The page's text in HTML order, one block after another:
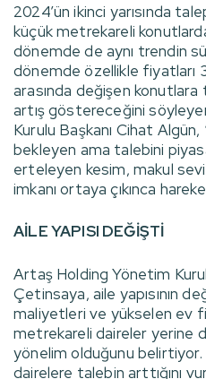
2024’ün ikinci yarısında
küçük metrekareli
dönemde de aynı trendin
dönemde özellikle fiyatları
arasında değişen
artış göstereceğini
Kurulu Başkanı Cihat Algün,
bekleyen ama talebini
erteleyen kesim, makul
imkanı ortaya çıkınca
AİLE YAPISI DEĞİŞTİ
Artaş Holding Yönetim
Çetinsaya, aile yapısının
maliyetleri ve yükselen ev
metrekareli daireler yerine
yönelim olduğunu belirtiyor.
dairelere talebin arttığını